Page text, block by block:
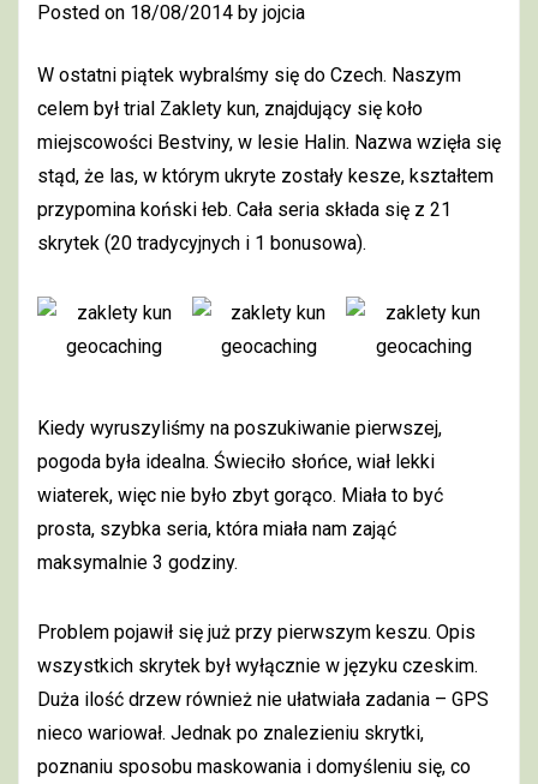
Posted on 18/08/2014 by jojcia
W ostatni piątek wybralśmy się do Czech. Naszym
celem był trial Zaklety kun, znajdujący się koło
miejscowości Bestviny, w lesie Halin. Nazwa wzięła się
stąd, że las, w którym ukryte zostały kesze, kształtem
przypomina koński łeb. Cała seria składa się z 21
skrytek (20 tradycyjnych i 1 bonusowa).
Kiedy wyruszyliśmy na poszukiwanie pierwszej,
pogoda była idealna. Świeciło słońce, wiał lekki
wiaterek, więc nie było zbyt gorąco. Miała to być
prosta, szybka seria, która miała nam zająć
maksymalnie 3 godziny.
Problem pojawił się już przy pierwszym keszu. Opis
wszystkich skrytek był wyłącznie w języku czeskim.
Duża ilość drzew również nie ułatwiała zadania – GPS
nieco wariował. Jednak po znalezieniu skrytki,
poznaniu sposobu maskowania i domyśleniu się, co